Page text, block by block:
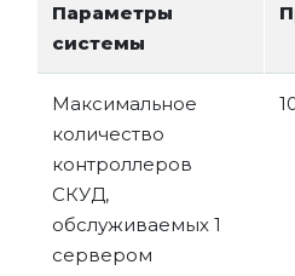
Параметры
системы
Максимальное
количество
контроллеров
СКУД,
обслуживаемых 1
сервером